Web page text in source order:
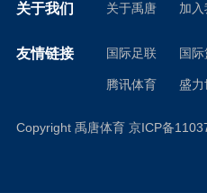
关于我们 关于禹唐 加入
友情链接 国际足联 国
腾讯体育 盛力
Copyright 禹唐体育 京ICP备